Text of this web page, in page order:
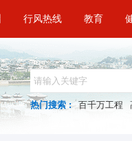
行风热线 教育
热门搜索 : 百千万工程